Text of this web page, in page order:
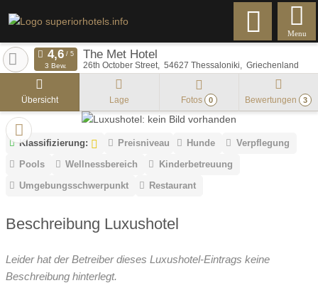
Menu
The Met Hotel
26th October Street 54627 Thessaloniki Griechenland
3 Bew.
Übersicht Lage Fotos 0 Bewertungen 3
Klassifizierung: Preisniveau Hunde
Verpflegung
Pools
Wellnessbereich
Kinderbetreuung
Umgebungsschwerpunkt
Restaurant
Beschreibung Luxushotel
Leider hat der Betreiber dieses Luxushotel-Eintrags keine
Beschreibung hinterlegt.